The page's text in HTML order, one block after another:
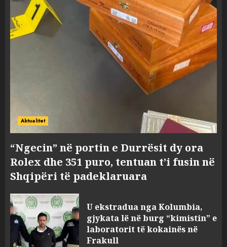
Aktualitet
“Ngecin” në portin e Durrësit dy ora
Rolex dhe 351 puro, tentuan t’i fusin në
Shqipëri të padeklaruara
U ekstradua nga Kolumbia,
gjykata lë në burg “kimistin” e
laboratorit të kokainës në
Frakull